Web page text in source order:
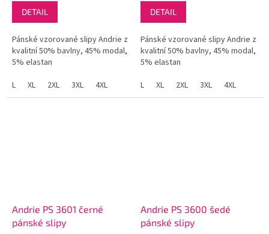
DETAIL
Pánské vzorované slipy Andrie z
kvalitní 50% bavlny, 45% modal,
5% elastan
L
XL 2XL 3XL 4XL
DETAIL
Pánské vzorované slipy Andrie z
kvalitní 50% bavlny, 45% modal,
5% elastan
L
XL 2XL 3XL 4XL
Andrie PS 3601 černé
pánské slipy
Andrie PS 3600 šedé
pánské slipy